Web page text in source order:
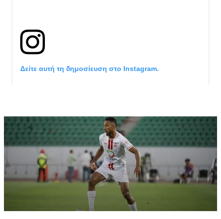
Δείτε αυτή τη δημοσίευση στο Instagram.